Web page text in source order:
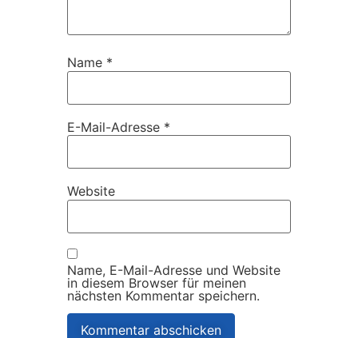
Name *
E-Mail-Adresse *
Website
Name, E-Mail-Adresse und Website
in diesem Browser für meinen
nächsten Kommentar speichern.